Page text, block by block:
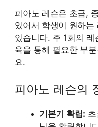
피아노 레슨은 초급,
있어서 학생이 원하는
있습니다. 주 1회의
육을 통해 필요한 부
요.
피아노 레슨의
기본기 확립: